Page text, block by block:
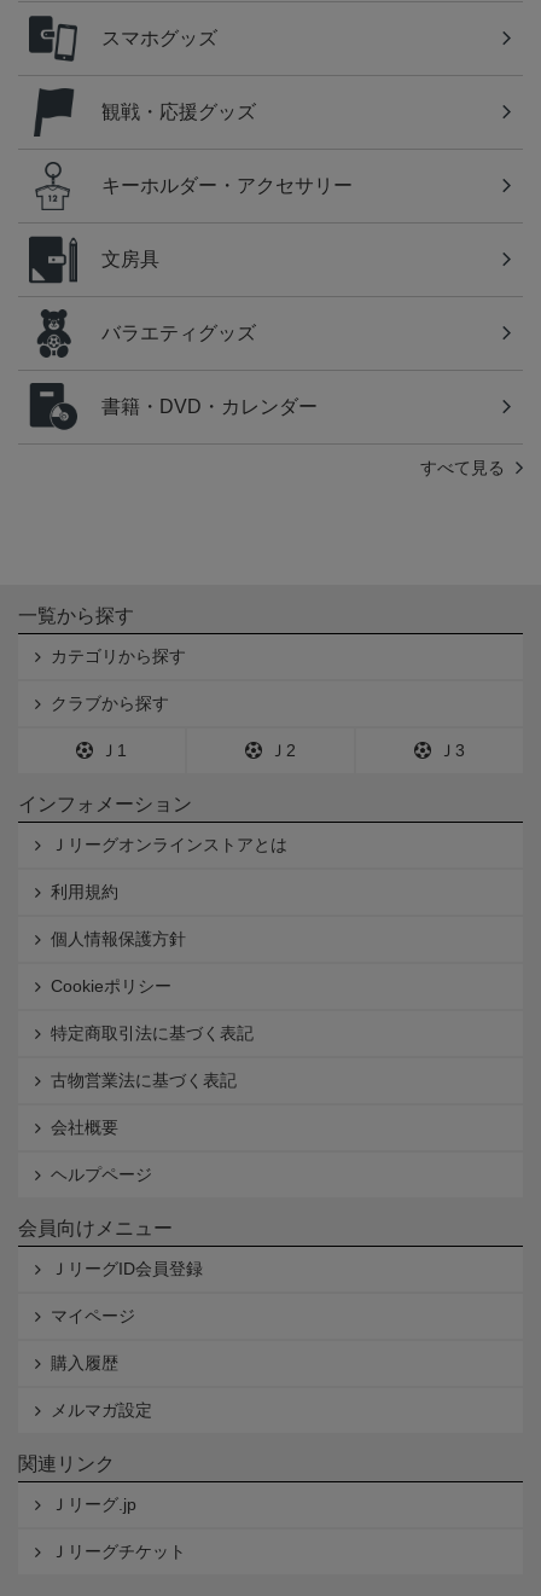
スマホグッズ
観戦・応援グッズ
キーホルダー・アクセサリー
文房具
バラエティグッズ
書籍・DVD・カレンダー
すべて見る
一覧から探す
カテゴリから探す
クラブから探す
Ｊ1 Ｊ2 Ｊ3
インフォメーション
Ｊリーグオンラインストアとは
利用規約
個人情報保護方針
Cookieポリシー
特定商取引法に基づく表記
古物営業法に基づく表記
会社概要
ヘルプページ
会員向けメニュー
ＪリーグID会員登録
マイページ
購入履歴
メルマガ設定
関連リンク
Ｊリーグ.jp
Ｊリーグチケット